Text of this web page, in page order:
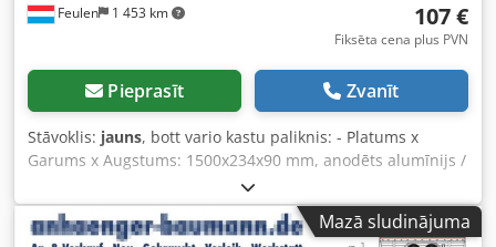
Feulen 1 453 km 107 €
Fiksēta cena plus PVN
Pieprasīt Zvanīt
Stāvoklis: jauns, bott vario kastu paliknis: - Platums x
Garums x Augstums: 1500x234x90 mm, anodēts alumīnijs /
RAL 7016 - Paredzēts 11 bott kastēm. Dedpfx Aov T
Uiuehljck
Mazā sludinājuma